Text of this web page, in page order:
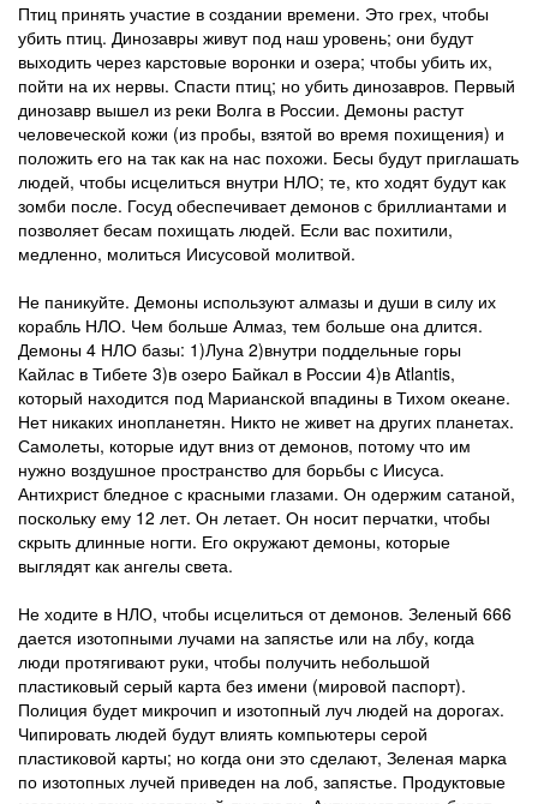
Птиц принять участие в создании времени. Это грех, чтобы
убить птиц. Динозавры живут под наш уровень; они будут
выходить через карстовые воронки и озера; чтобы убить их,
пойти на их нервы. Спасти птиц; но убить динозавров. Первый
динозавр вышел из реки Волга в России. Демоны растут
человеческой кожи (из пробы, взятой во время похищения) и
положить его на так как на нас похожи. Бесы будут приглашать
людей, чтобы исцелиться внутри НЛО; те, кто ходят будут как
зомби после. Госуд обеспечивает демонов с бриллиантами и
позволяет бесам похищать людей. Если вас похитили,
медленно, молиться Иисусовой молитвой.
Не паникуйте. Демоны используют алмазы и души в силу их
корабль НЛО. Чем больше Алмаз, тем больше она длится.
Демоны 4 НЛО базы: 1)Луна 2)внутри поддельные горы
Кайлас в Тибете 3)в озеро Байкал в России 4)в Atlantis,
который находится под Марианской впадины в Тихом океане.
Нет никаких инопланетян. Никто не живет на других планетах.
Самолеты, которые идут вниз от демонов, потому что им
нужно воздушное пространство для борьбы с Иисуса.
Антихрист бледное с красными глазами. Он одержим сатаной,
поскольку ему 12 лет. Он летает. Он носит перчатки, чтобы
скрыть длинные ногти. Его окружают демоны, которые
выглядят как ангелы света.
Не ходите в НЛО, чтобы исцелиться от демонов. Зеленый 666
дается изотопными лучами на запястье или на лбу, когда
люди протягивают руки, чтобы получить небольшой
пластиковый серый карта без имени (мировой паспорт).
Полиция будет микрочип и изотопный луч людей на дорогах.
Чипировать людей будут влиять компьютеры серой
пластиковой карты; но когда они это сделают, Зеленая марка
по изотопных лучей приведен на лоб, запястье. Продуктовые